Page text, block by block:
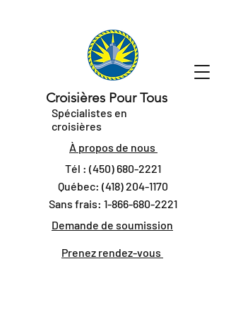
Croisières Pour Tous
Spécialistes en
croisières
À propos de nous
Tél : (450) 680-2221
Québec: (418) 204-1170
Sans frais: 1-866-680-2221
Demande de soumission
Prenez rendez-vous